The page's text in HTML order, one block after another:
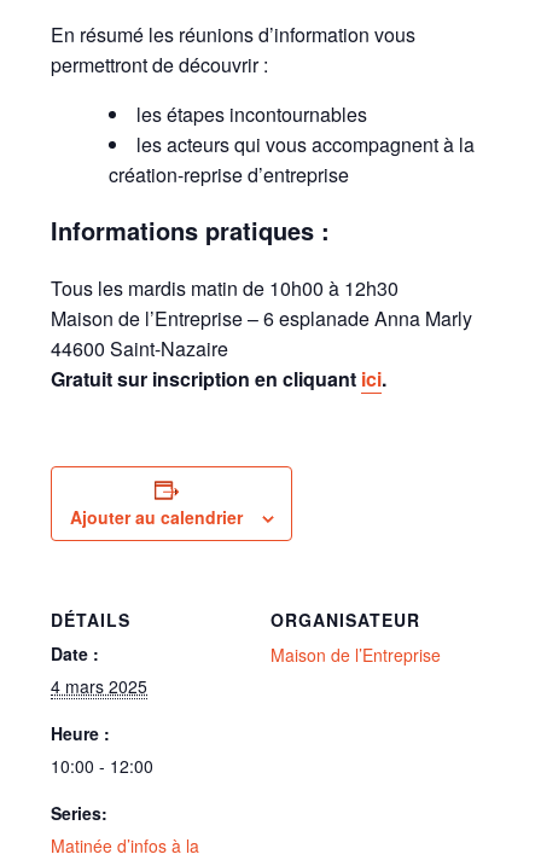
En résumé les réunions d’information vous
permettront de découvrir :
les étapes incontournables
les acteurs qui vous accompagnent à la
création-reprise d’entreprise
Informations pratiques :
Tous les mardis matin de 10h00 à 12h30
Maison de l’Entreprise – 6 esplanade Anna Marly
44600 Saint-Nazaire
Gratuit sur inscription en cliquant ici.
Ajouter au calendrier
DÉTAILS
Date :
4 mars 2025
Heure :
10:00 - 12:00
Series:
Matinée d’infos à la
ORGANISATEUR
Maison de l’Entreprise